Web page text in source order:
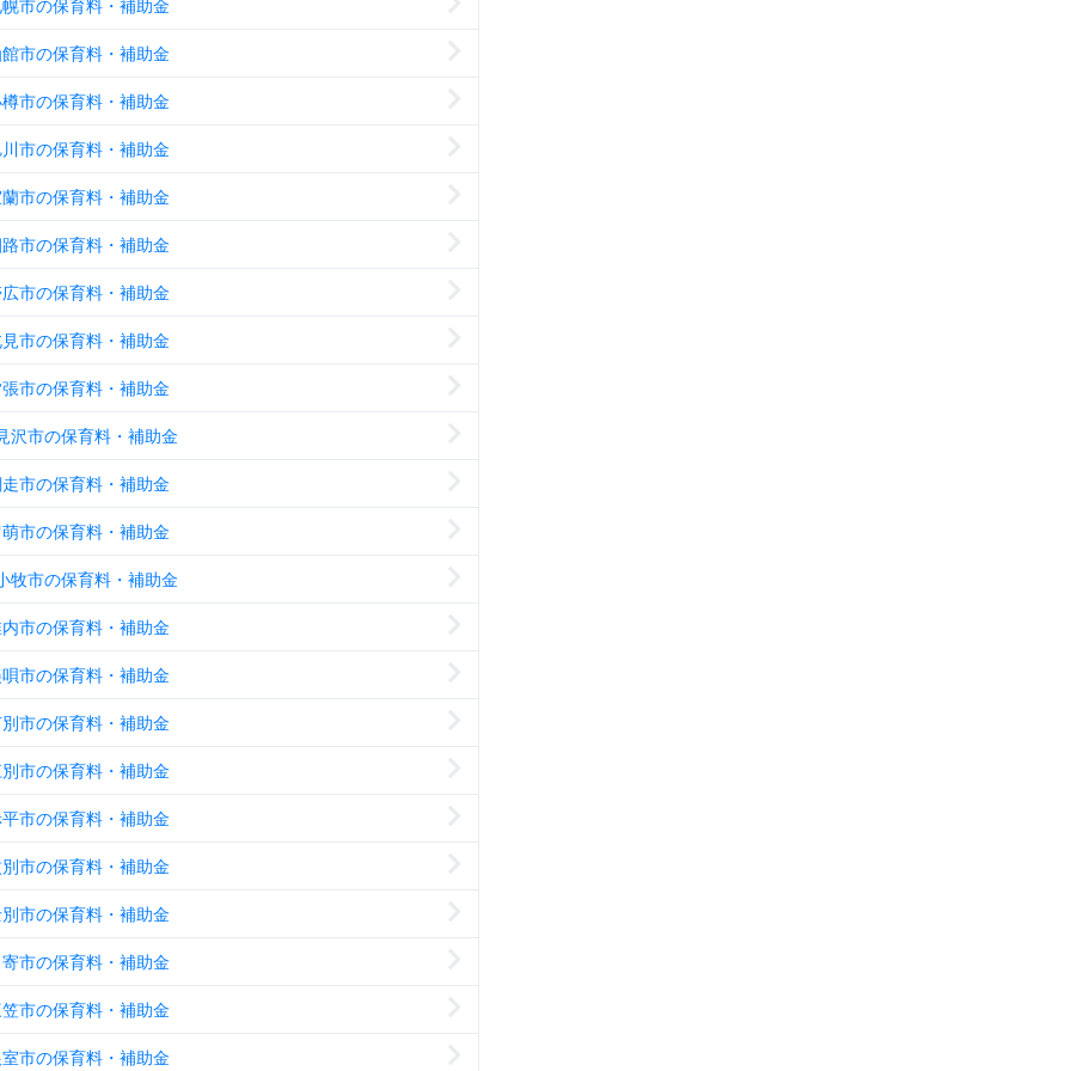
市の保育料・補助金
市の保育料・補助金
市の保育料・補助金
市の保育料・補助金
市の保育料・補助金
市の保育料・補助金
市の保育料・補助金
市の保育料・補助金
市の保育料・補助金
沢市の保育料・補助金
市の保育料・補助金
市の保育料・補助金
牧市の保育料・補助金
市の保育料・補助金
市の保育料・補助金
市の保育料・補助金
市の保育料・補助金
市の保育料・補助金
市の保育料・補助金
市の保育料・補助金
市の保育料・補助金
市の保育料・補助金
市の保育料・補助金